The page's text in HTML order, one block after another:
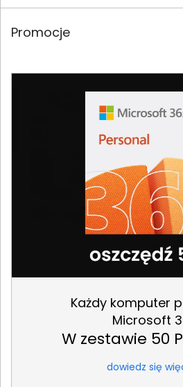
Promocje
Każdy komputer
Microsoft
W zestawie 50
dowiedz się